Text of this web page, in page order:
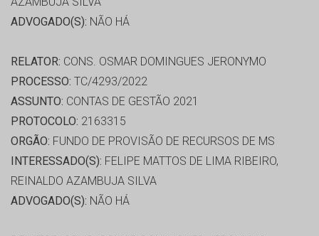
ADVOGADO(S): NÃO HÁ
RELATOR: CONS. OSMAR DOMINGUES JERONYMO
PROCESSO: TC/4293/2022
ASSUNTO: CONTAS DE GESTÃO 2021
PROTOCOLO: 2163315
ORGÃO: FUNDO DE PROVISÃO DE RECURSOS DE MS
INTERESSADO(S): FELIPE MATTOS DE LIMA RIBEIRO,
REINALDO AZAMBUJA SILVA
ADVOGADO(S): NÃO HÁ